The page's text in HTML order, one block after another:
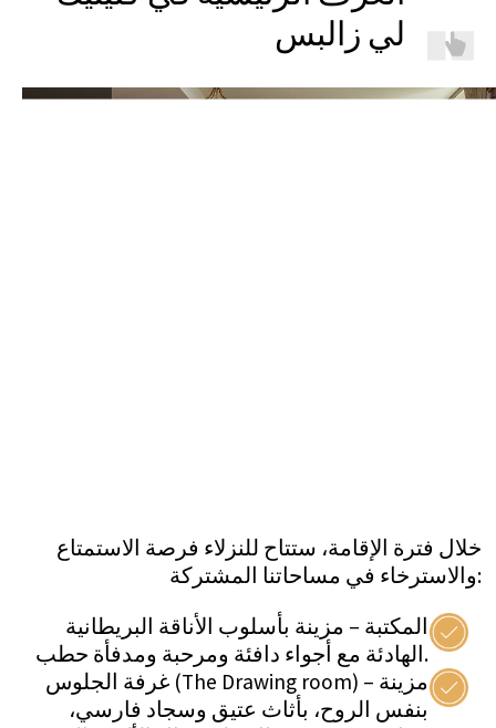
لي زالبس